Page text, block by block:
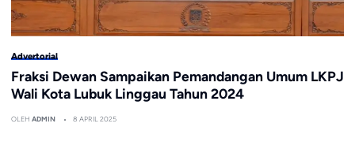
Advertorial
Fraksi Dewan Sampaikan Pemandangan Umum LKPJ
Wali Kota Lubuk Linggau Tahun 2024
OLEH ADMIN 8 APRIL 2025